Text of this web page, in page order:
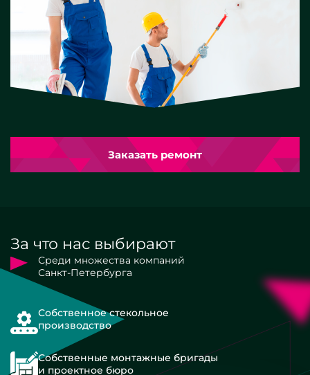
Заказать ремонт
За что нас выбирают
Среди множества компаний
Санкт-Петербурга
Собственное стекольное
производство
Собственные монтажные бригады
и проектное бюро